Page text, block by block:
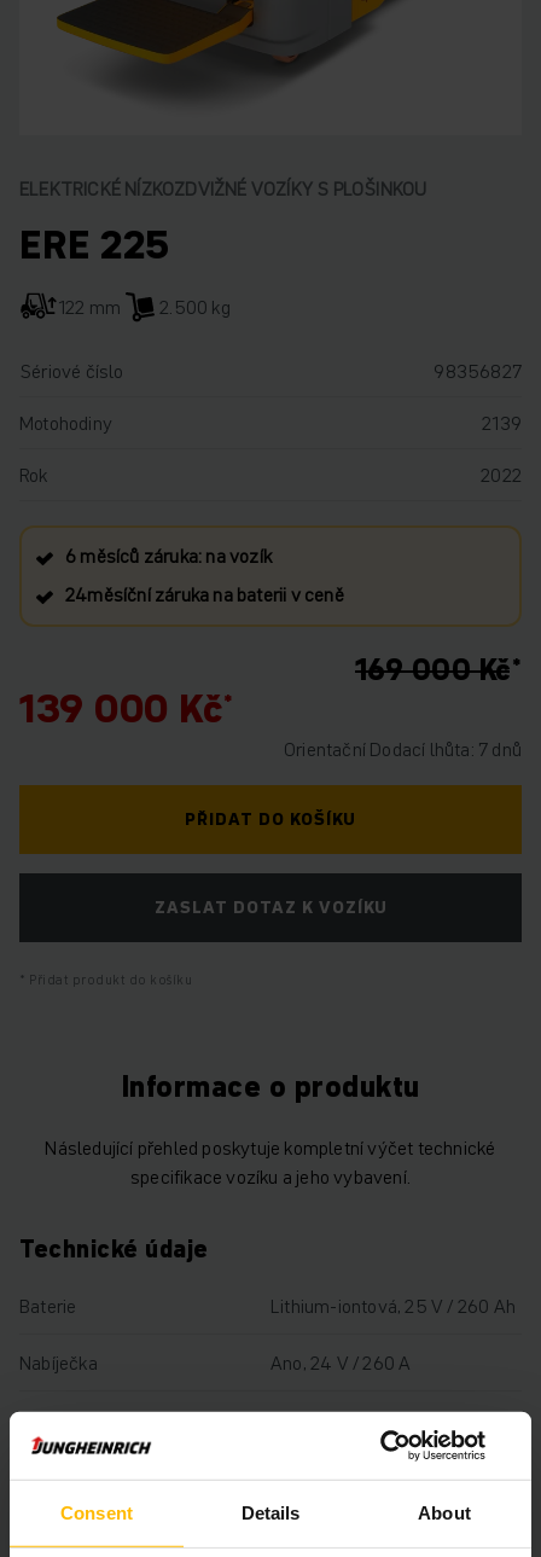
Consent Details About
ELEKTRICKÉ NÍZKOZDVIŽNÉ VOZÍKY S PLOŠINKOU
ERE 225
122 mm 2.500 kg
Sériové číslo
98356827
Motohodiny
2139
Rok
2022
6 měsíců záruka: na vozík
24měsíční záruka na baterii v ceně
169 000 Kč
139 000 Kč
Orientační Dodací lhůta: 7 dnů
PŘIDAT DO KOŠÍKU
ZASLAT DOTAZ K VOZÍKU
Přidat produkt do košíku
Informace o produktu
Následující přehled poskytuje kompletní výčet technické
specifikace vozíku a jeho vybavení.
Technické údaje
Baterie Lithium-iontová, 25 V / 260 Ah
Nabíječka Ano, 24 V / 260 A
Rok výroby baterie 2022
Rok 2022